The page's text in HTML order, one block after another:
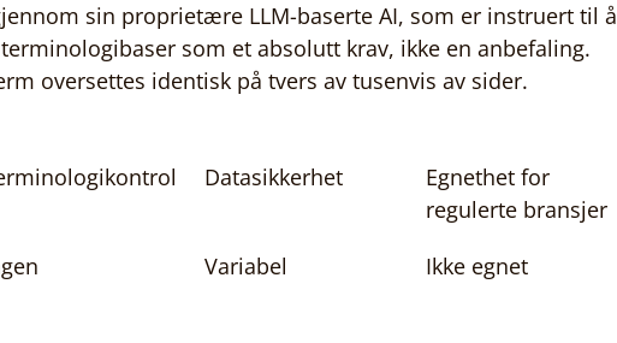
sin proprietære LLM-baserte AI, som er instruert til å
som et absolutt krav, ikke en anbefaling.
oversettes identisk på tvers av tusenvis av sider.
Datasikkerhet
Egnethet for
regulerte bransjer
Variabel Ikke egnet